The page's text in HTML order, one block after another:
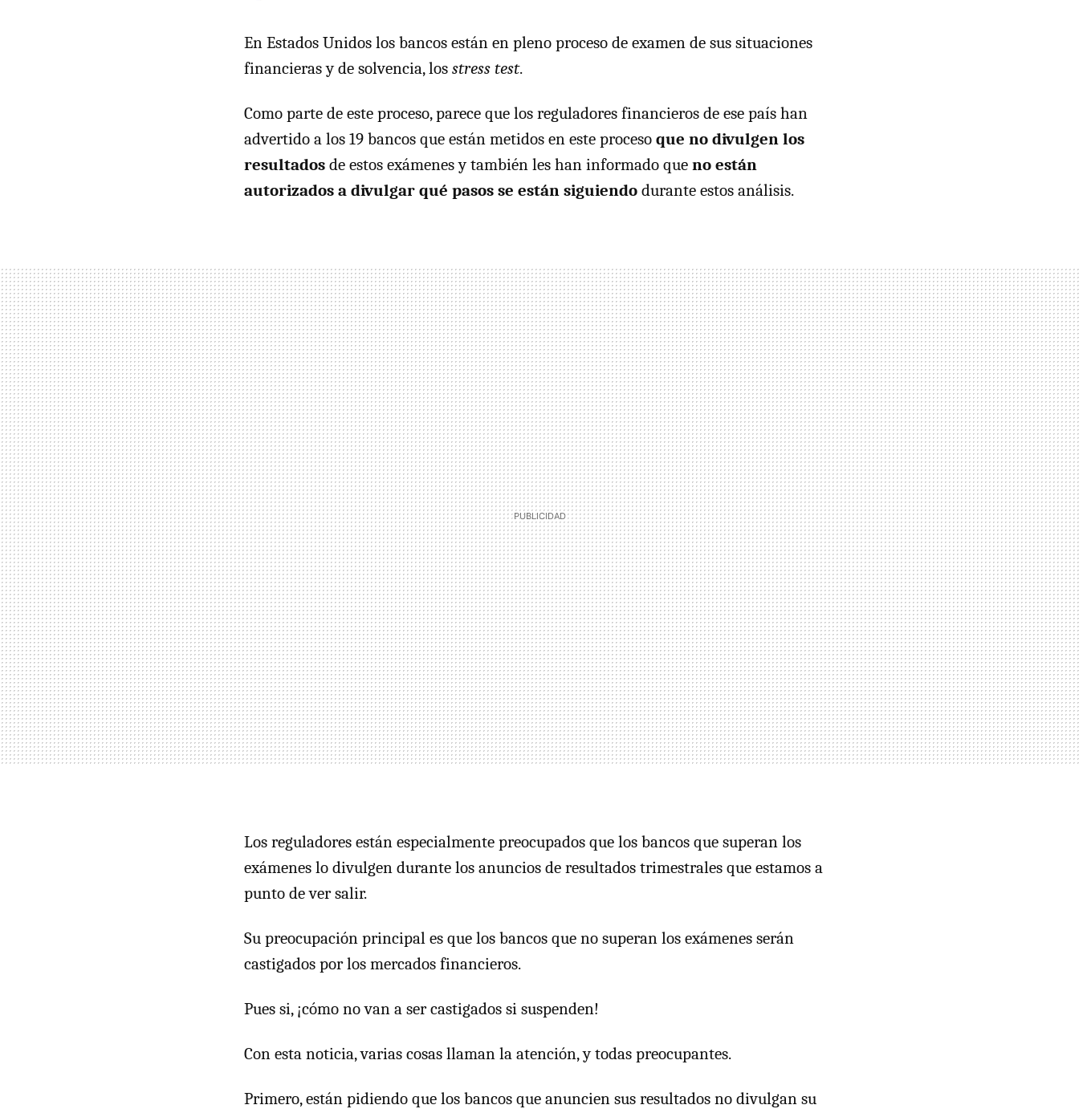
En Estados Unidos los bancos están en pleno proceso de examen de sus situaciones
financieras y de solvencia, los stress test.
Como parte de este proceso, parece que los reguladores financieros de ese país han
advertido a los 19 bancos que están metidos en este proceso que no divulgen los
resultados de estos exámenes y también les han informado que no están
autorizados a divulgar qué pasos se están siguiendo durante estos análisis.
Los reguladores están especialmente preocupados que los bancos que superan los
exámenes lo divulgen durante los anuncios de resultados trimestrales que estamos a
punto de ver salir.
Su preocupación principal es que los bancos que no superan los exámenes serán
castigados por los mercados financieros.
Pues si, ¡cómo no van a ser castigados si suspenden!
Con esta noticia, varias cosas llaman la atención, y todas preocupantes.
Primero, están pidiendo que los bancos que anuncien sus resultados no divulgan su